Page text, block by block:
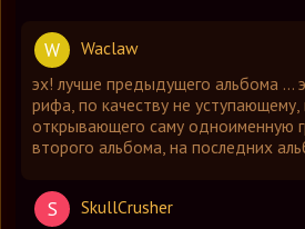
W
Waclaw
эх! лучше предыдущего альбома ...
рифа, по качеству не уступающему,
открывающего саму одноименную
второго альбома, на последних
S
SkullCrusher